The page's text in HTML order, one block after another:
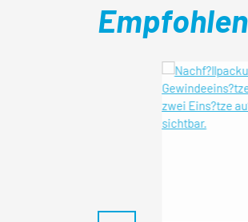
Produktgalerie überspringen